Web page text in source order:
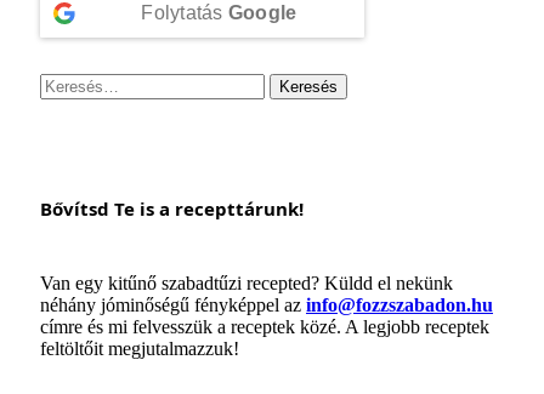
Folytatás Google
Keresés:
Bővítsd Te is a recepttárunk!
Van egy kitűnő szabadtűzi recepted? Küldd el nekünk
néhány jóminőségű fényképpel az info@fozzszabadon.hu
címre és mi felvesszük a receptek közé. A legjobb receptek
feltöltőit megjutalmazzuk!